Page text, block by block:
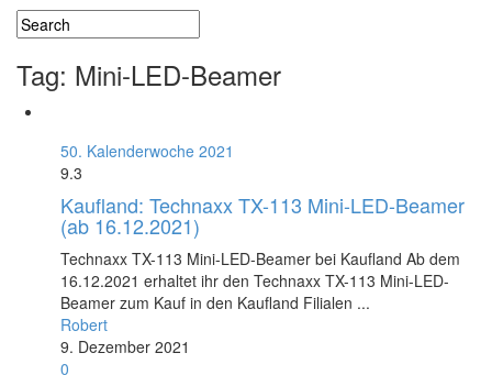
Tag: Mini-LED-Beamer
50. Kalenderwoche 2021
9.3
Kaufland: Technaxx TX-113 Mini-LED-Beamer
(ab 16.12.2021)
Technaxx TX-113 Mini-LED-Beamer bei Kaufland Ab dem
16.12.2021 erhaltet ihr den Technaxx TX-113 Mini-LED-
Beamer zum Kauf in den Kaufland Filialen ...
Robert
9. Dezember 2021
0